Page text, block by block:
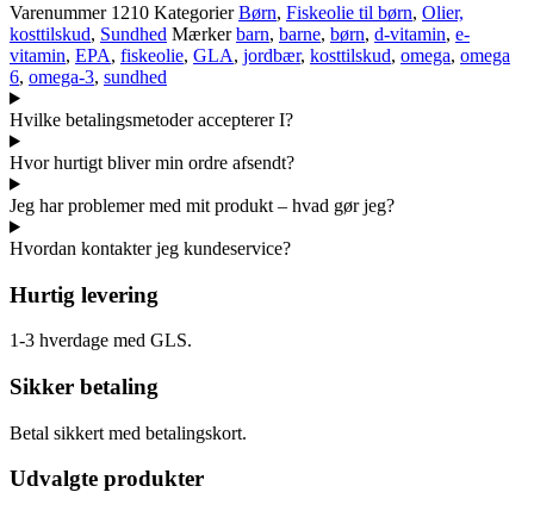
med
jordbærsmag
-
stor
antal
Varenummer 1210 Kategorier Børn, Fiskeolie til børn, Olier,
kosttilskud, Sundhed Mærker barn, barne, børn, d-vitamin, e-
vitamin, EPA, fiskeolie, GLA, jordbær, kosttilskud, omega, omega
6, omega-3, sundhed
Hvilke betalingsmetoder accepterer I?
Hvor hurtigt bliver min ordre afsendt?
Jeg har problemer med mit produkt – hvad gør jeg?
Hvordan kontakter jeg kundeservice?
Hurtig levering
1-3 hverdage med GLS.
Sikker betaling
Betal sikkert med betalingskort.
Udvalgte produkter